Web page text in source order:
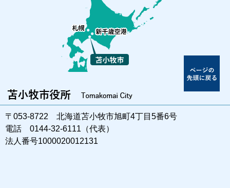
〒053-8722 北海道苫小牧市旭町4丁目5番6号
電話 0144-32-6111（代表）
法人番号1000020012131